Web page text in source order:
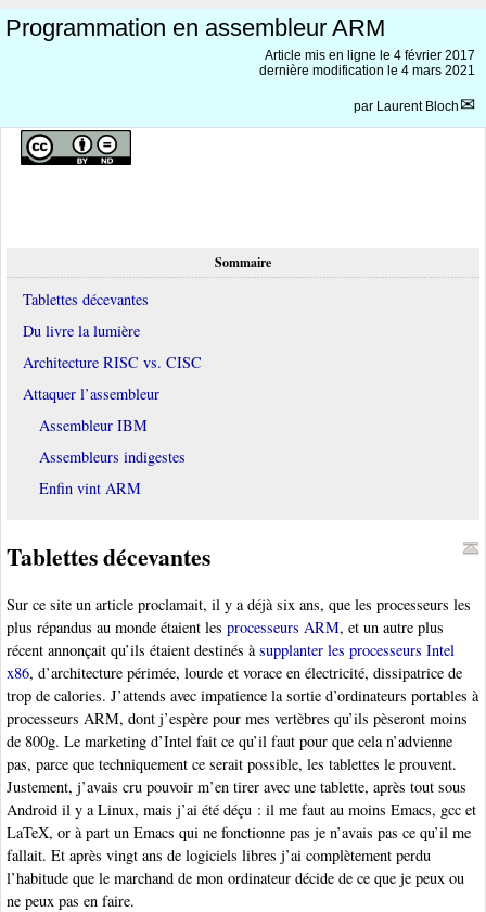
Programmation en assembleur ARM
Article mis en ligne le 4 février 2017
dernière modification le 4 mars 2021
par Laurent Bloch
Sommaire
Tablettes décevantes
Du livre la lumière
Architecture RISC vs. CISC
Attaquer l’assembleur
Assembleur IBM
Assembleurs indigestes
Enfin vint ARM
Tablettes décevantes
Sur ce site un article proclamait, il y a déjà six ans, que les processeurs les
plus répandus au monde étaient les processeurs ARM, et un autre plus
récent annonçait qu’ils étaient destinés à supplanter les processeurs Intel
x86, d’architecture périmée, lourde et vorace en électricité, dissipatrice de
trop de calories. J’attends avec impatience la sortie d’ordinateurs portables à
processeurs ARM, dont j’espère pour mes vertèbres qu’ils pèseront moins
de 800g. Le marketing d’Intel fait ce qu’il faut pour que cela n’advienne
pas, parce que techniquement ce serait possible, les tablettes le prouvent.
Justement, j’avais cru pouvoir m’en tirer avec une tablette, après tout sous
Android il y a Linux, mais j’ai été déçu : il me faut au moins Emacs, gcc et
LaTeX, or à part un Emacs qui ne fonctionne pas je n’avais pas ce qu’il me
fallait. Et après vingt ans de logiciels libres j’ai complètement perdu
l’habitude que le marchand de mon ordinateur décide de ce que je peux ou
ne peux pas en faire.